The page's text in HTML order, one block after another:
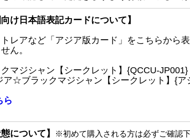
向け日本語表記カードについて】
レアなど「アジア版カード」をこちらから
ん。
マジシャン【シークレット】{QCCU-
☆ブラックマジシャン【シークレット】{ア
ら
について】 ※初めて購入される方は必ずご確認下